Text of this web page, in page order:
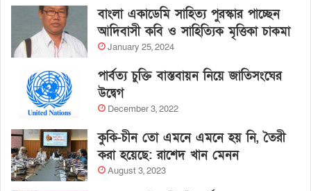
বাংলা একাডেমি সাহিত্য পুরস্কার পাচ্ছেন
আদিবাসী কবি ও সাহিত্যিক মৃত্তিকা চাকমা
January 25, 2024
পার্বত্য চুক্তি বাস্তবায়ন নিয়ে জাতিসংঘের
উদ্বেগ
December 3, 2022
কুকি-চীন তো এমনে এমনে হয় নি, তৈরী
করা হয়েছে: রাশেদ খান মেনন
August 3, 2023